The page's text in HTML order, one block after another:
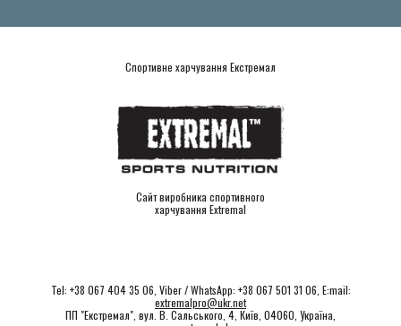
Спортивне харчування Екстремал
Сайт виробника спортивного
харчування Extremal
Tel: +38 067 404 35 06, Viber / WhatsApp: +38 067 501 31 06, E:mail:
extremalpro@ukr.net
ПП "Екстремал", вул. В. Сальського, 4, Київ, 04060, Україна,